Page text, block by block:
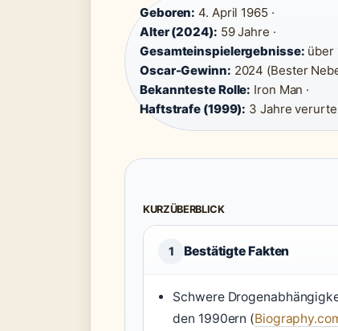
Geboren: 4. April 1965 ·
Alter (2024): 59 Jahre ·
Gesamteinspielergebnisse: über
Oscar-Gewinn: 2024 (Bester
Bekannteste Rolle: Iron Man ·
Haftstrafe (1999): 3 Jahre
KURZÜBERBLICK
1 Bestätigte Fakten
Schwere
den 1990ern (